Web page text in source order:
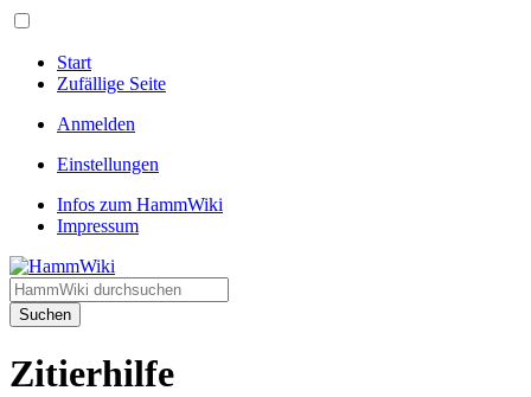
Start
Zufällige Seite
Anmelden
Einstellungen
Infos zum HammWiki
Impressum
Suchen
Zitierhilfe